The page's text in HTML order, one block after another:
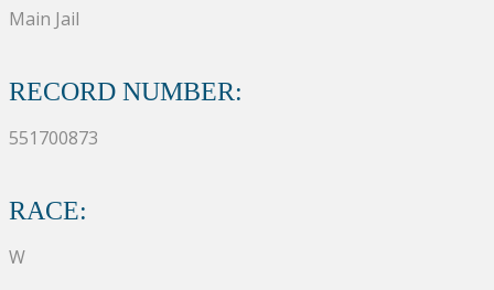
Main Jail
RECORD NUMBER:
551700873
RACE:
W